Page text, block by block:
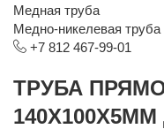
Медная труба
Медно-никелевая труба
+7 812 467-99-01
ТРУБА